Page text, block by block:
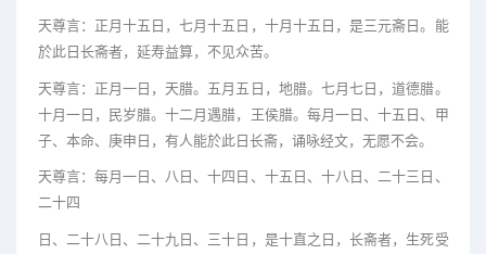
天尊言：正月十五日，七月十五日，十月十五日，是三元斋日。能
於此日长斋者，延寿益算，不见众苦。
天尊言：正月一日，天腊。五月五日，地腊。七月七日，道德腊。
十月一日，民岁腊。十二月遇腊，王侯腊。每月一日、十五日、甲
子、本命、庚申日，有人能於此日长斋，诵咏经文，无愿不会。
天尊言：每月一日、八日、十四日、十五日、十八日、二十三日、
二十四
日、二十八日、二十九日、三十日，是十直之日，长斋者，生死受